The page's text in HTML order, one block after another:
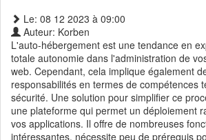
Le: 08 12 2023 à 09:00
Auteur: Korben
L'auto-hébergement est une tendance en
totale autonomie dans l'administration de
web. Cependant, cela implique également
responsabilités en termes de compétences
sécurité. Une solution pour simplifier ce
une plateforme qui permet un déploiement
vos applications. Il offre de nombreuses
intéressantes, nécessite peu de prérequis